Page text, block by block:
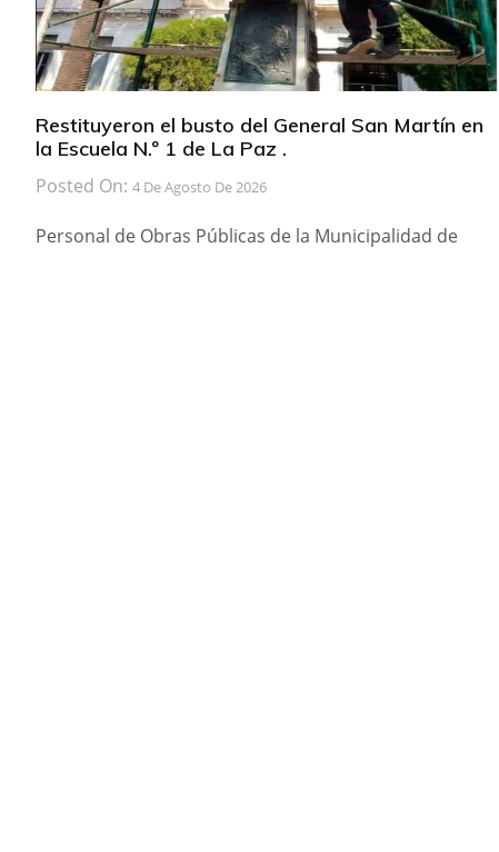
Restituyeron el busto del General San Martín en
la Escuela N.º 1 de La Paz .
Posted On: 4 De Agosto De 2026
Personal de Obras Públicas de la Municipalidad de